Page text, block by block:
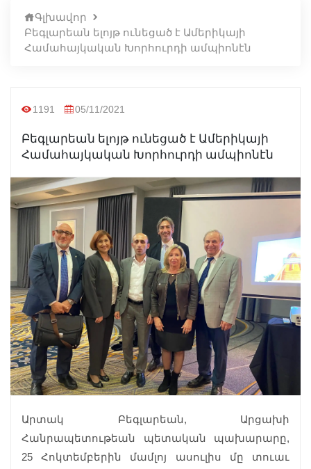
Գլխավոր
Բեգլարեան ելոյթ ունեցած է Ամերիկայի
Համահայկական Խորհուրդի ամպիոնէն
1191 05/11/2021
Բեգլարեան ելոյթ ունեցած է Ամերիկայի
Համահայկական Խորհուրդի ամպիոնէն
Արտակ Բեգլարեան, Արցախի
Հանրապետութեան պետական պախարարը,
25 Հոկտեմբերին մամլոյ ասուլիս մը տուաւ